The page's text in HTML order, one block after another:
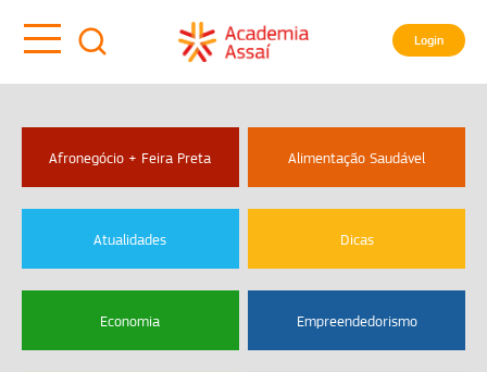
Login
Afronegócio + Feira Preta Alimentação Saudável
Atualidades Dicas
Economia Empreendedorismo